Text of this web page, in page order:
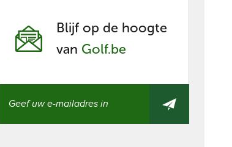
Blijf op de hoogte
van Golf.be